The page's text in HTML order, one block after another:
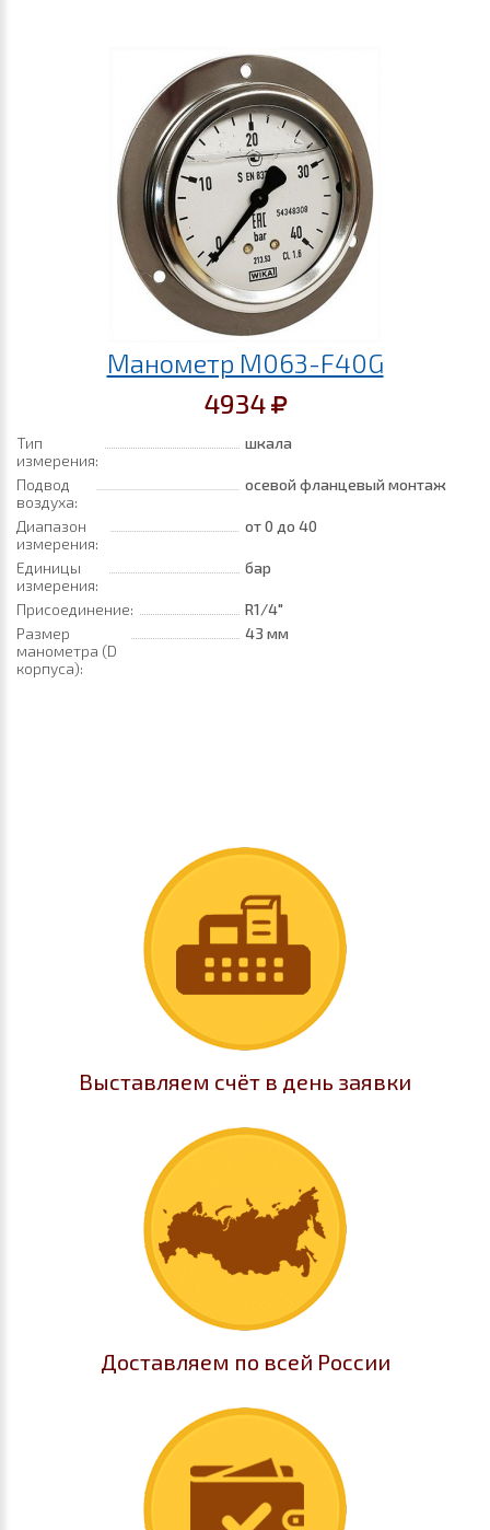
Манометр M063-F40G
4934
Тип
измерения:
шкала
Подвод
воздуха:
осевой фланцевый монтаж
Диапазон
измерения:
от 0 до 40
Единицы
измерения:
бар
Присоединение:
R1/4"
Размер
манометра (D
корпуса):
43 мм
Выставляем счёт в день заявки
Доставляем по всей России